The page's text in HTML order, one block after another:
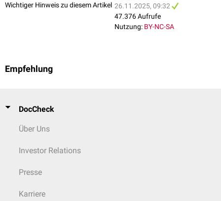
Wichtiger Hinweis zu diesem Artikel 26.11.2025, 09:32
47.376 Aufrufe
Nutzung: BY-NC-SA
Empfehlung
DocCheck
Über Uns
Investor Relations
Presse
Karriere